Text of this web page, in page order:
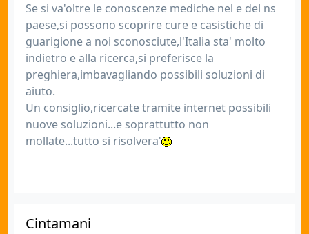
Se si va'oltre le conoscenze mediche nel e del ns
paese,si possono scoprire cure e casistiche di
guarigione a noi sconosciute,l'Italia sta' molto
indietro e alla ricerca,si preferisce la
preghiera,imbavagliando possibili soluzioni di
aiuto.
Un consiglio,ricercate tramite internet possibili
nuove soluzioni...e soprattutto non
mollate...tutto si risolvera'
Cintamani